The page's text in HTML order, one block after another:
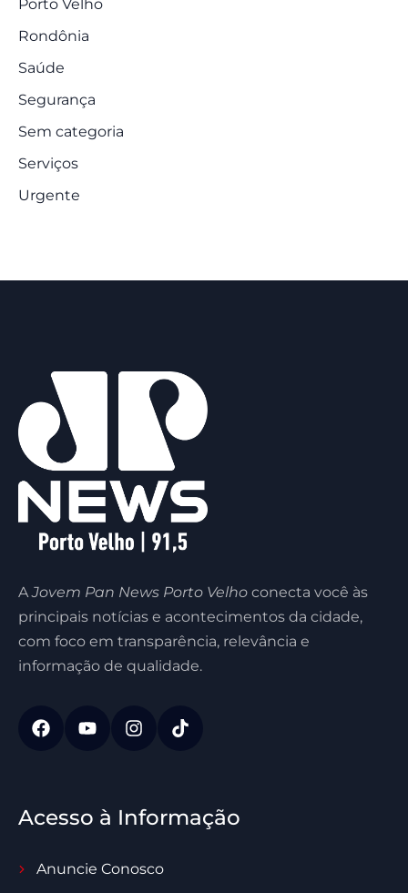
Porto Velho
Rondônia
Saúde
Segurança
Sem categoria
Serviços
Urgente
AJovem Pan News Porto Velho conecta você às
principais notícias e acontecimentos da cidade,
com foco em transparência, relevância e
informação de qualidade.
Acesso à Informação
Anuncie Conosco